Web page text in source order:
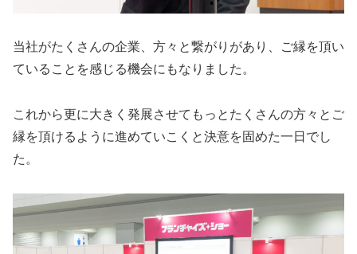
当社がたくさんの企業、方々と繋がりがあり、ご縁を頂い
ていることを感じる機会にもなりました。
これから更に大きく発展させてもっとたくさんの方々とご
縁を頂けるように進めていこくと決意を固めた一日でし
た。